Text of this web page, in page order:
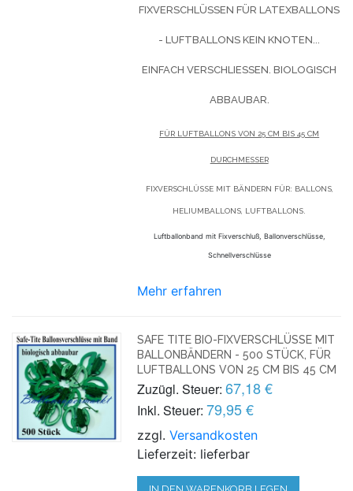
FIXVERSCHLÜSSEN FÜR LATEXBALLONS
- LUFTBALLONS KEIN KNOTEN...
EINFACH VERSCHLIESSEN. BIOLOGISCH A
BBAUBAR.
FÜR LUFTBALLONS VON 25 CM BIS 45 CM
DURCHMESSER
FIXVERSCHLÜSSE MIT BÄNDERN FÜR: BALLONS,
HELIUMBALLONS, LUFTBALLONS.
Luftballonband mit Fixverschluß, Ballonverschlüsse,
Schnellverschlüsse
Mehr erfahren
SAFE TITE BIO-FIXVERSCHLÜSSE MIT
BALLONBÄNDERN - 500 STÜCK, FÜR
LUFTBALLONS VON 25 CM BIS 45 CM
Zuzügl. Steuer: 67,18 €
Inkl. Steuer: 79,95 €
zzgl.Versandkosten
Lieferzeit: lieferbar